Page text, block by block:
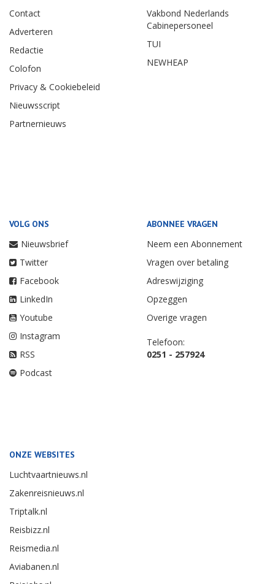
Contact
Adverteren
Redactie
Colofon
Privacy & Cookiebeleid
Nieuwsscript
Partnernieuws
Vakbond Nederlands
Cabinepersoneel
TUI
NEWHEAP
VOLG ONS
Nieuwsbrief
Twitter
Facebook
LinkedIn
Youtube
Instagram
RSS
Podcast
ABONNEE VRAGEN
Neem een Abonnement
Vragen over betaling
Adreswijziging
Opzeggen
Overige vragen
Telefoon:
0251 - 257924
ONZE WEBSITES
Luchtvaartnieuws.nl
Zakenreisnieuws.nl
Triptalk.nl
Reisbizz.nl
Reismedia.nl
Aviabanen.nl